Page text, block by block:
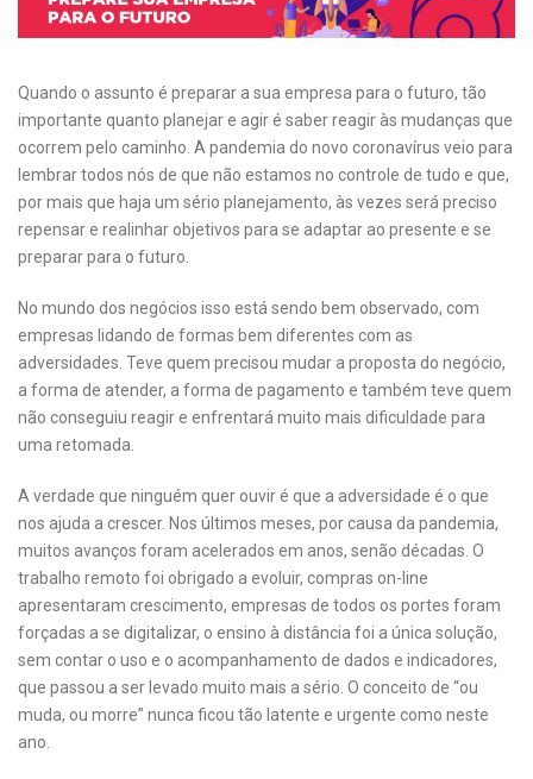
Quando o assunto é preparar a sua empresa para o futuro, tão
importante quanto planejar e agir é saber reagir às mudanças que
ocorrem pelo caminho. A pandemia do novo coronavírus veio para
lembrar todos nós de que não estamos no controle de tudo e que,
por mais que haja um sério planejamento, às vezes será preciso
repensar e realinhar objetivos para se adaptar ao presente e se
preparar para o futuro.
No mundo dos negócios isso está sendo bem observado, com
empresas lidando de formas bem diferentes com as
adversidades. Teve quem precisou mudar a proposta do negócio,
a forma de atender, a forma de pagamento e também teve quem
não conseguiu reagir e enfrentará muito mais dificuldade para
uma retomada.
A verdade que ninguém quer ouvir é que a adversidade é o que
nos ajuda a crescer. Nos últimos meses, por causa da pandemia,
muitos avanços foram acelerados em anos, senão décadas. O
trabalho remoto foi obrigado a evoluir, compras on-line
apresentaram crescimento, empresas de todos os portes foram
forçadas a se digitalizar, o ensino à distância foi a única solução,
sem contar o uso e o acompanhamento de dados e indicadores,
que passou a ser levado muito mais a sério. O conceito de “ou
muda, ou morre” nunca ficou tão latente e urgente como neste
ano.